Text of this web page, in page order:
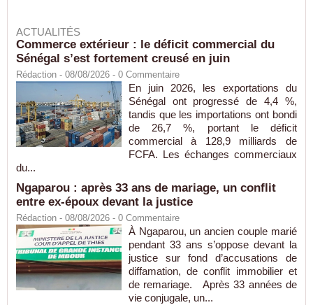
ACTUALITÉS
Commerce extérieur : le déficit commercial du
Sénégal s’est fortement creusé en juin
Rédaction - 08/08/2026 - 0 Commentaire
En juin 2026, les exportations du
Sénégal ont progressé de 4,4 %,
tandis que les importations ont bondi
de 26,7 %, portant le déficit
commercial à 128,9 milliards de
FCFA. Les échanges commerciaux
du...
Ngaparou : après 33 ans de mariage, un conflit
entre ex-époux devant la justice
Rédaction - 08/08/2026 - 0 Commentaire
À Ngaparou, un ancien couple marié
pendant 33 ans s’oppose devant la
justice sur fond d’accusations de
diffamation, de conflit immobilier et
de remariage. Après 33 années de
vie conjugale, un...